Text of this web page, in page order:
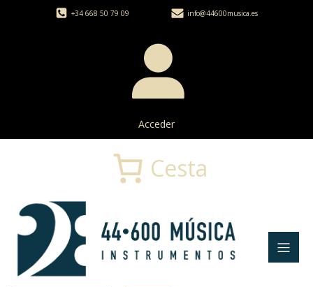
+34 668 50 79 09 info@44600musica.es
Acceder
Cesta